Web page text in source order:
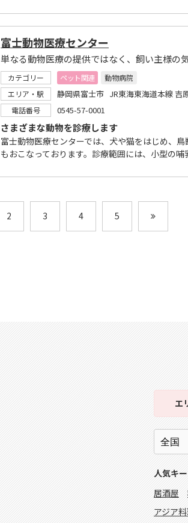
富士動物医療センター
単なる動物医療の提供ではなく、飼い主様の
カテゴリー ペット関連
動物病院
エリア・駅
静岡県富士市 JR東海東海道本線 吉
電話番号 0545-57-0001
さまざまな動物を診療します
富士動物医療センターでは、犬や猫をはじめ、
もおこなっております。診療範囲には、小型の哺
2 3 4 5
エ
人気キ
居酒屋
アジア